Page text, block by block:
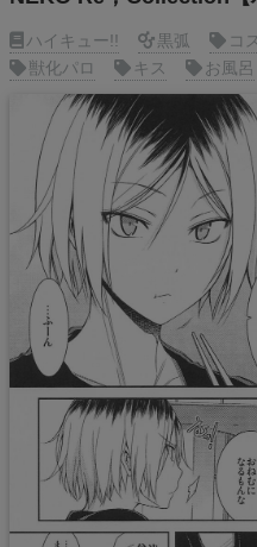
ハイキュー!! 黒弧 コ
獣化パロ
キス お風呂